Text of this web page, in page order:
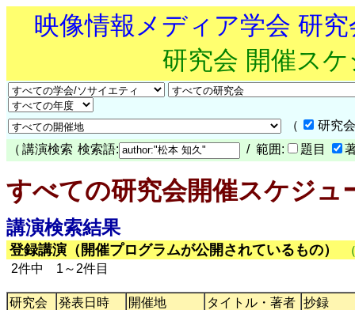
映像情報メディア学会 研
研究会 開催ス
（
研究
（ 講演検索 検索語: / 範囲: 題目
すべての研究会開催スケジュ
講演検索結果
登録講演（開催プログラムが公開されているもの）
2件中 1～2件目
研究会 発表日時 開催地 タイトル・著者 抄録